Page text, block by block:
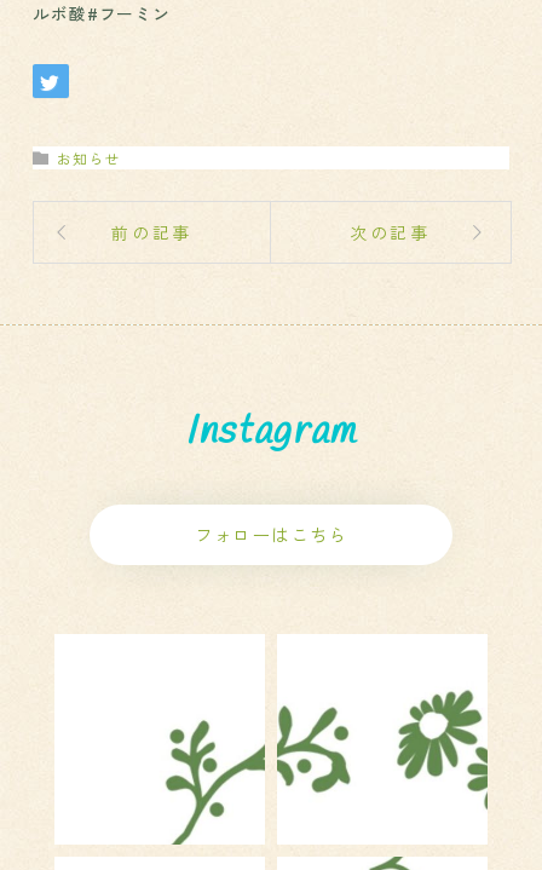
ルボ酸#フーミン
お知らせ
前の記事 次の記事
Instagram
フォローはこちら